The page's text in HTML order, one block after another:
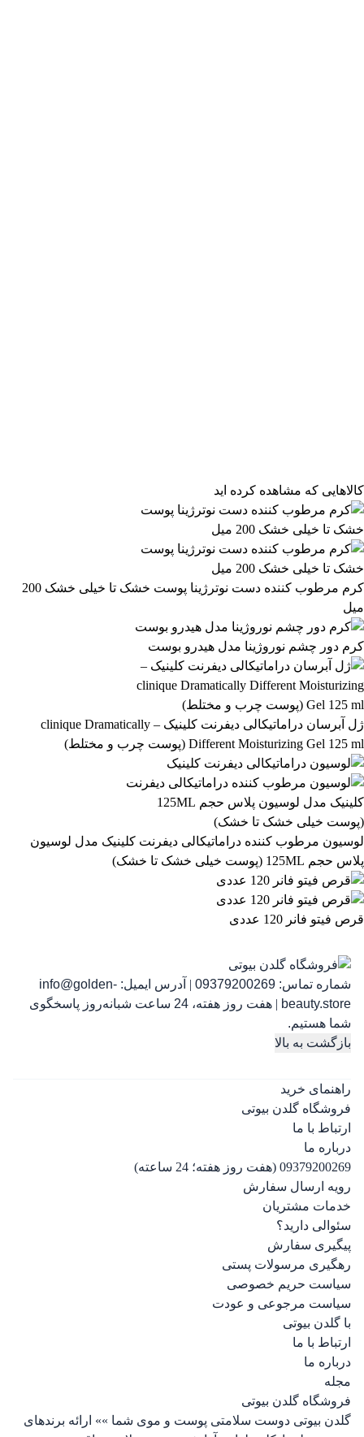
تومان
600,999 تومان
601,000 تومان
اعمال فیلتر قیمت
وضعیت کالا
نمایش کالاهای موجود
فیلتر بر اساس برند:
Neutrogena 16
فیلتر بر اساس دسته بندی:
آرایشی و بهداشتی 558 بهداشتی و پوستی
رژ لب مدادی لچیک
مرتب‌سازی محصولات
مرتب‌سازی:
پیش‌فرض محبوب‌ترین بالاترین امتیاز
گران‌ترین موجودها اول
کالاهایی که مشاهده کرده اید
کرم مرطوب کننده دست نوترژینا پوست خشک تا خیلی خشک 200
میل
کرم دور چشم نوروژینا مدل هیدرو بوست
ژل آبرسان دراماتیکالی دیفرنت کلینیک – clinique Dramatically
Different Moisturizing Gel 125 ml (پوست چرب و مختلط)
لوسیون مرطوب کننده دراماتیکالی دیفرنت کلینیک مدل لوسیون
پلاس حجم 125ML (پوست خیلی خشک تا خشک)
قرص فیتو فانر 120 عددی
شماره تماس: 09379200269
| آدرس ایمیل: info@golden-
beauty.store
|
هفت روز هفته، 24 ساعت شبانه‌روز پاسخگوی
شما هستیم.
بازگشت به بالا
راهنمای خرید
فروشگاه گلدن بیوتی
ارتباط با ما
درباره ما
09379200269 (هفت روز هفته؛ 24 ساعته)
رویه ارسال سفارش
خدمات مشتریان
سئوالی دارید؟
پیگیری سفارش
رهگیری مرسولات پستی
سیاست حریم خصوصی
سیاست مرجوعی و عودت
با گلدن بیوتی
ارتباط با ما
درباره ما
مجله
فروشگاه گلدن بیوتی
گلدن بیوتی دوست سلامتی پوست و موی شما »» ارائه برندهای